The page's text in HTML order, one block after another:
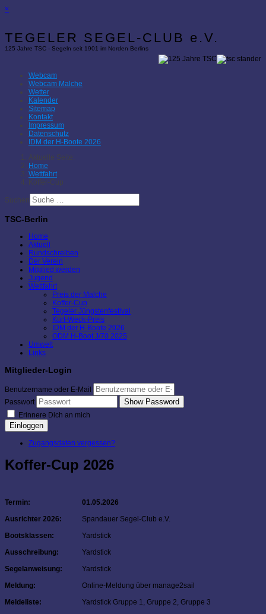
×
TEGELER SEGEL-CLUB e.V.
125 Jahre TSC - Segeln seit 1901 im Norden Berlins
Webcam
Webcam Malche
Wetter
Kalender
Sitemap
Kontakt
Impressum
Datenschutz
IDM der H-Boote 2026
Aktuelle Seite:
Home
Wettfahrt
Koffer-Cup
Suchen
TSC-Berlin
Home
Aktuell
Rundschreiben
Der Verein
Mitglied werden
Jugend
Wettfahrt
Preis der Malche
Koffer-Cup
Tegeler Jüngstenfestival
Kurt-Weck-Preis
IDM der H-Boote 2026
ODM H-Boot J/70 2025
Umwelt
Links
Mitglieder-Login
Benutzername oder E-Mail
Passwort
Show Password
Erinnere Dich an mich
Einloggen
Zugangsdaten vergessen?
Koffer-Cup 2026
Termin:
01.05.2026
Ausrichter 2026:
Spandauer Segel-Club e.V.
Bootsklassen:
Yardstick
Ausschreibung:
Yardstick
Segelanweisung:
Yardstick
Meldung:
Online-Meldung über manage2sail
Meldeliste:
Yardstick Gruppe 1, Gruppe 2, Gruppe 3